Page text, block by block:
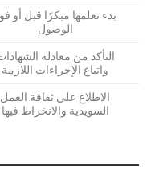
بدء تعلمها مبكرًا قبل أو
الوصول
التأكد من معادلة
واتباع الإجراءات اللازمة
الاطلاع على ثقافة العمل
السويدية والانخراط فيها